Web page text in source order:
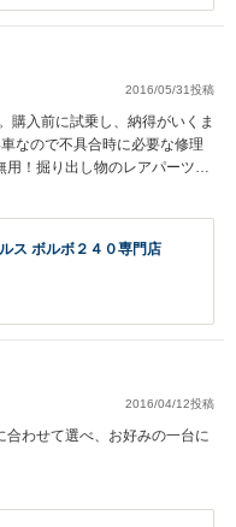
知識と経験があるのに私たちと
ジ自動車販売店にありがちな
りませんし無理なお薦めもあ
の部品の交換が必要なのか、
すく丁寧に教えてくださいま
出費になりそうな場合はしば
ます。部品交換の後にも取り
ます。なるほどと関心しま
し時間のかかる修理を応接テー
した。すると「従業員の賄い
見習ってほしいと思っていま
2016/05/31投稿
購入前に試乗し、納得がいくま
なので不具合時に必要な修理
！掘り出し物のレアパーツま
感！ボルボ240専門店という
ス ボルボ２４０専門店
2016/04/12投稿
わせて選べ、お好みの一台に